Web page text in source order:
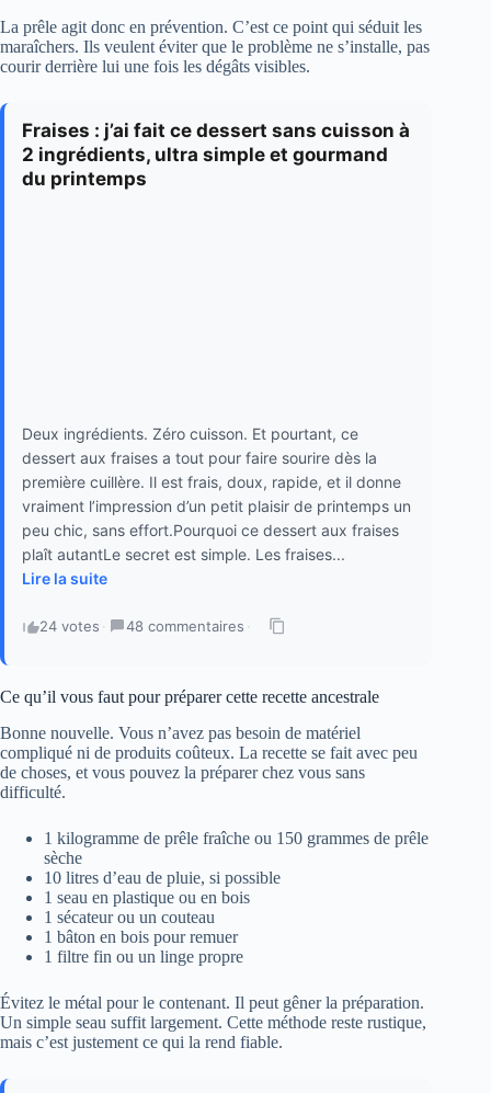
La prêle agit donc en prévention. C’est ce point qui séduit les
maraîchers. Ils veulent éviter que le problème ne s’installe, pas
courir derrière lui une fois les dégâts visibles.
Fraises : j’ai fait ce dessert sans cuisson à
2 ingrédients, ultra simple et gourmand
du printemps
Deux ingrédients. Zéro cuisson. Et pourtant, ce
dessert aux fraises a tout pour faire sourire dès la
première cuillère. Il est frais, doux, rapide, et il donne
vraiment l’impression d’un petit plaisir de printemps un
peu chic, sans effort.Pourquoi ce dessert aux fraises
plaît autantLe secret est simple. Les fraises...
Lire la suite
24 votes · 48 commentaires ·
Ce qu’il vous faut pour préparer cette recette ancestrale
Bonne nouvelle. Vous n’avez pas besoin de matériel
compliqué ni de produits coûteux. La recette se fait avec peu
de choses, et vous pouvez la préparer chez vous sans
difficulté.
1 kilogramme de prêle fraîche ou 150 grammes de prêle
sèche
10 litres d’eau de pluie, si possible
1 seau en plastique ou en bois
1 sécateur ou un couteau
1 bâton en bois pour remuer
1 filtre fin ou un linge propre
Évitez le métal pour le contenant. Il peut gêner la préparation.
Un simple seau suffit largement. Cette méthode reste rustique,
mais c’est justement ce qui la rend fiable.